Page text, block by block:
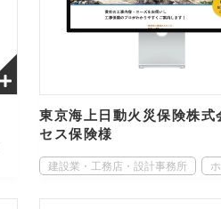
東京海上日動火災保険株式
セス保険様
建設業・工務店・設計事務所